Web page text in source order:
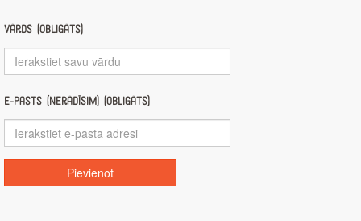
Vārds (obligāts)
E-pasts (nerādīsim) (obligāts)